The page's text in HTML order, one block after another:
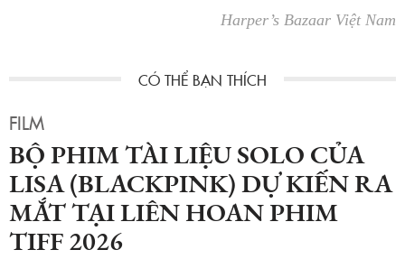
Harper’s Bazaar Việt Nam
FILM
BỘ PHIM TÀI LIỆU SOLO CỦA
LISA (BLACKPINK) DỰ KIẾN RA
MẮT TẠI LIÊN HOAN PHIM
TIFF 2026